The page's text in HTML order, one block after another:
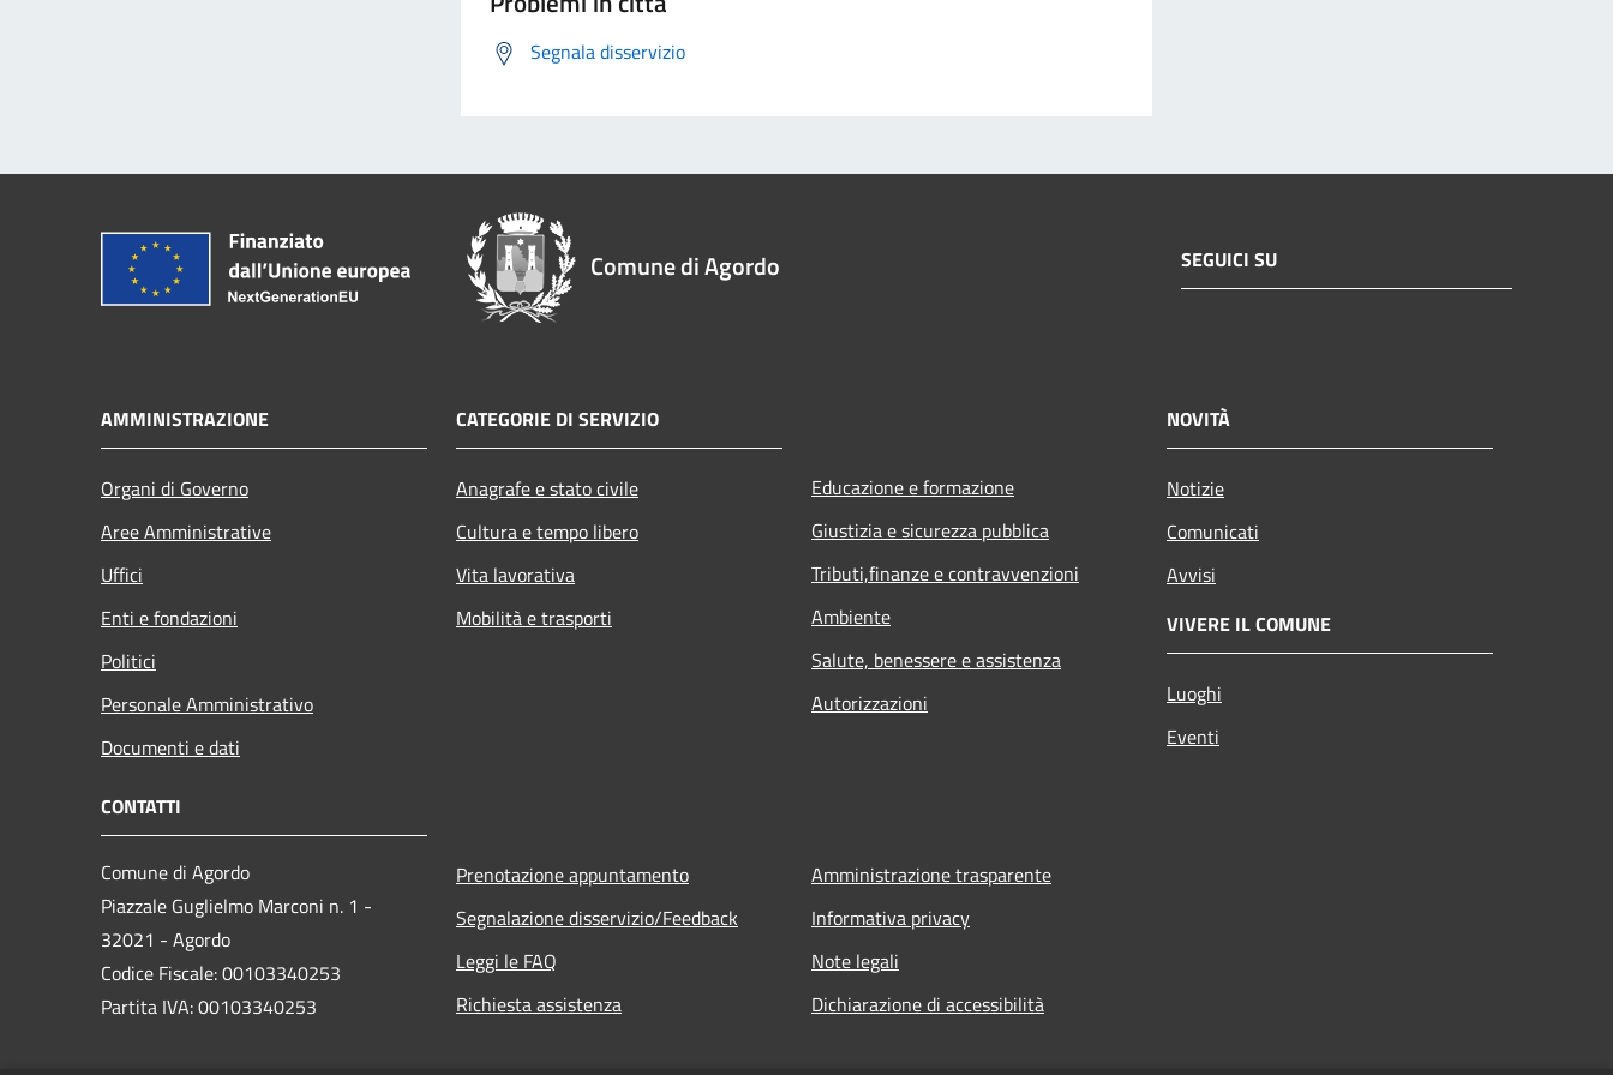
Segnala disservizio
Comune di Agordo SEGUICI SU
AMMINISTRAZIONE
Organi di Governo
Aree Amministrative
Uffici
Enti e fondazioni
Politici
Personale Amministrativo
Documenti e dati
CATEGORIE DI SERVIZIO
Anagrafe e stato civile
Cultura e tempo libero
Vita lavorativa
Mobilità e trasporti
Educazione e formazione
Giustizia e sicurezza pubblica
Tributi,finanze e contravvenzioni
Ambiente
Salute, benessere e assistenza
Autorizzazioni
NOVITÀ
Notizie
Comunicati
Avvisi
VIVERE IL COMUNE
Luoghi
Eventi
CONTATTI
Comune di Agordo
Piazzale Guglielmo Marconi n. 1 -
32021 - Agordo
Codice Fiscale: 00103340253
Partita IVA: 00103340253
Prenotazione appuntamento
Segnalazione disservizio/Feedback
Leggi le FAQ
Richiesta assistenza
Amministrazione trasparente
Informativa privacy
Note legali
Dichiarazione di accessibilità